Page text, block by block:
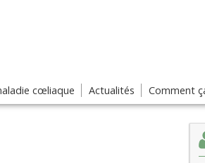
cœliaque Actualités Comment